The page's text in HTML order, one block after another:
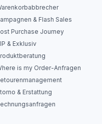
& Flash Sales
Purchase Journey
& Exklusiv
is my Order-Anfragen
& Erstattung